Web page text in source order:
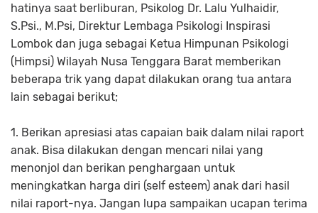
hatinya saat berliburan, Psikolog Dr. Lalu Yulhaidir,
S.Psi., M.Psi, Direktur Lembaga Psikologi Inspirasi
Lombok dan juga sebagai Ketua Himpunan Psikologi
(Himpsi) Wilayah Nusa Tenggara Barat memberikan
beberapa trik yang dapat dilakukan orang tua antara
lain sebagai berikut;
1. Berikan apresiasi atas capaian baik dalam nilai raport
anak. Bisa dilakukan dengan mencari nilai yang
menonjol dan berikan penghargaan untuk
meningkatkan harga diri (self esteem) anak dari hasil
nilai raport-nya. Jangan lupa sampaikan ucapan terima